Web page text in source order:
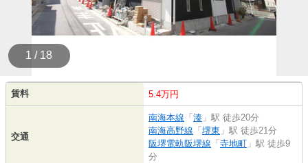
1 / 18
賃料 5.4万円
交通
南海本線 「 湊 」駅 徒歩20分
南海高野線 「 堺東 」駅 徒歩21分
阪堺電軌阪堺線 「 寺地町 」駅 徒歩9
分